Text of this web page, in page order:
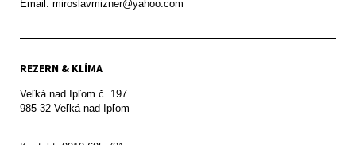
REZERN & KLÍMA
Veľká nad Ipľom č. 197
985 32 Veľká nad Ipľom